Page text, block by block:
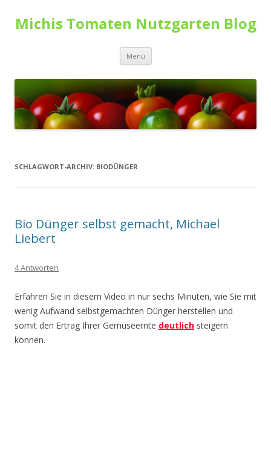
Michis Tomaten Nutzgarten Blog
Menü Zum Inhalt springen
SCHLAGWORT-ARCHIV: BIODÜNGER
Bio Dünger selbst gemacht, Michael
Liebert
4 Antworten
Erfahren Sie in diesem Video in nur sechs Minuten, wie Sie mit
wenig Aufwand selbstgemachten Dünger herstellen und
somit den Ertrag Ihrer Gemüseernte deutlich steigern
können.